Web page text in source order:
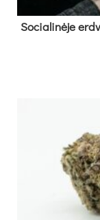
So­cia­li­nė­je